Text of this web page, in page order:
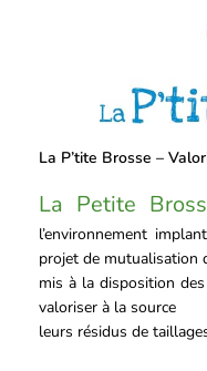
La P’tite Brosse –
La Petite
l’environnement
projet de mutualisation
mis à la disposition
valoriser à la source
leurs résidus de